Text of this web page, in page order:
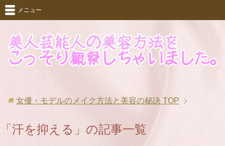
メニュー
女優・モデルのメイク方法と美容の秘訣 TOP
「汗を抑える」の記事一覧